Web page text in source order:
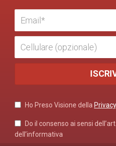
Ho Preso Visione della
Do il consenso ai sensi
dell’informativa